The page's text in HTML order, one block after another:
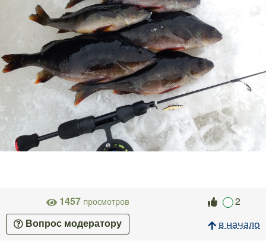
1457 просмотров 2
Вопрос модератору в начало